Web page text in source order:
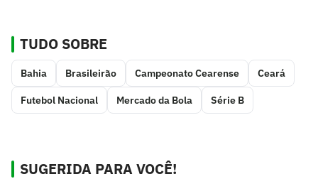
TUDO SOBRE
Bahia Brasileirão Campeonato Cearense Ceará
Futebol Nacional Mercado da Bola Série B
SUGERIDA PARA VOCÊ!